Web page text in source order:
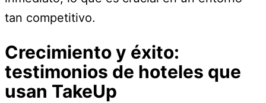
tan competitivo.
Crecimiento y éxito:
testimonios de hoteles que
usan TakeUp